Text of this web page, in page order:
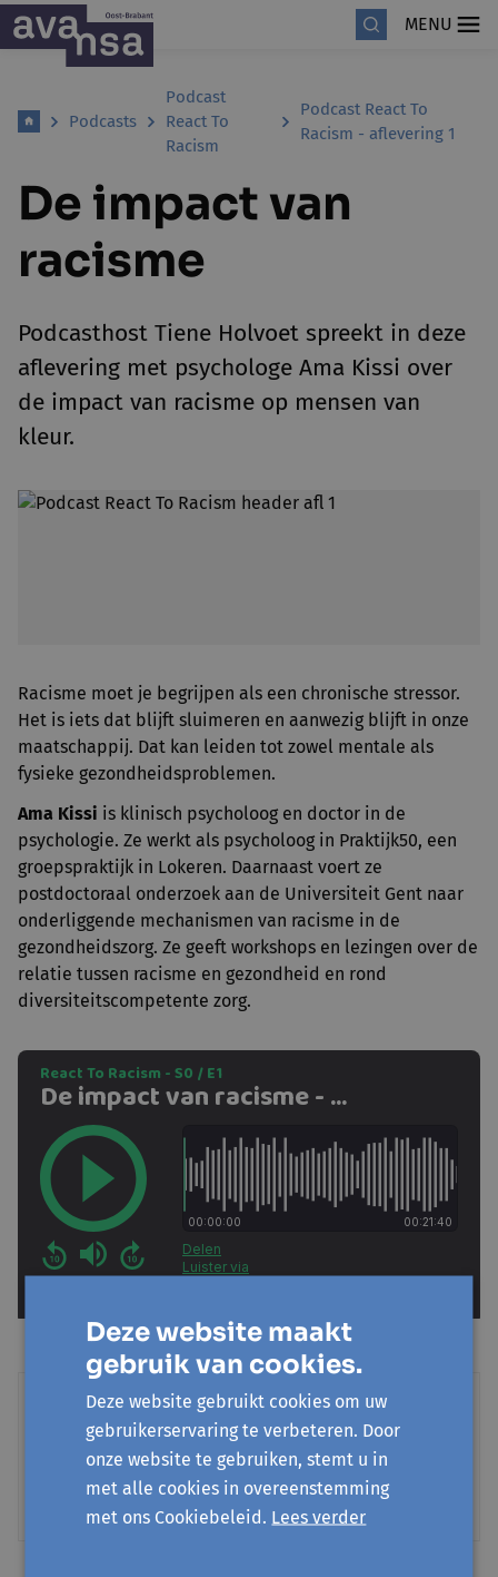
MENU
Podcasts
Podcast
React To
Racism
Podcast React To
Racism - aflevering 1
De impact van
racisme
Podcasthost Tiene Holvoet spreekt in deze
aflevering met psychologe Ama Kissi over
de impact van racisme op mensen van
kleur.
Racisme moet je begrijpen als een chronische stressor.
Het is iets dat blijft sluimeren en aanwezig blijft in onze
maatschappij. Dat kan leiden tot zowel mentale als
fysieke gezondheidsproblemen.
Ama Kissi is klinisch psycholoog en doctor in de
psychologie. Ze werkt als psycholoog in Praktijk50, een
groepspraktijk in Lokeren. Daarnaast voert ze
postdoctoraal onderzoek aan de Universiteit Gent naar
onderliggende mechanismen van racisme in de
gezondheidszorg. Ze geeft workshops en lezingen over de
relatie tussen racisme en gezondheid en rond
diversiteitscompetente zorg.
Volgende aflevering: Reageren
als omstaander
Met Liz Michiels, beleidsmedewerker gelijke
kansen bij de stad Antwerpen
Deze website maakt
gebruik van cookies.
Deze website gebruikt cookies om uw
gebruikerservaring te verbeteren. Door
onze website te gebruiken, stemt u in
met alle cookies in overeenstemming
met ons Cookiebeleid. Lees verder